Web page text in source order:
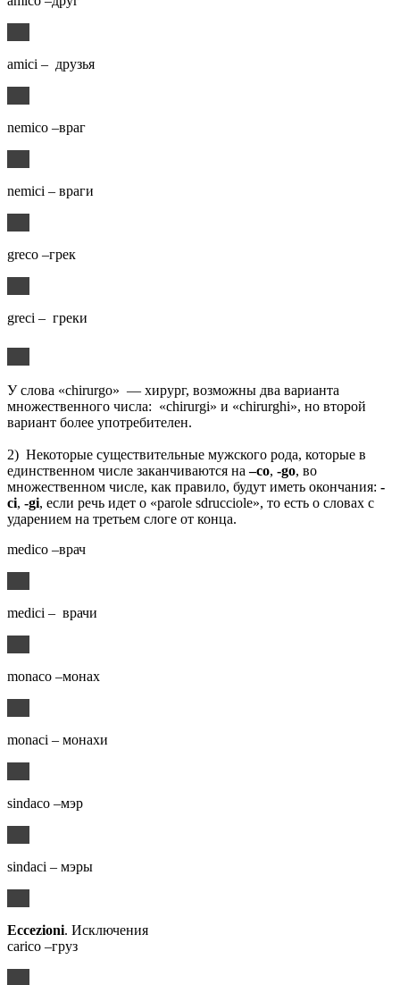
amici – друзья
nemico –враг
nemici – враги
greco –грек
greci – греки
У слова «chirurgo» — хирург, возможны два варианта
множественного числа: «chirurgi» и «chirurghi», но второй
вариант более употребителен.
2) Некоторые существительные мужского рода, которые в
единственном числе заканчиваются на–co, -go, во
множественном числе, как правило, будут иметь окончания: -
ci, -gi, если речь идет о «parole sdrucciole», то есть о словах с
ударением на третьем слоге от конца.
medico –врач
medici – врачи
monaco –монах
monaci – монахи
sindaco –мэр
sindaci – мэры
Eccezioni. Исключения
carico –груз